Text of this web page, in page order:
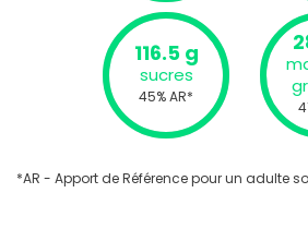
116.5 g
sucres
45% AR*
*AR - Apport de Référence pour un adulte